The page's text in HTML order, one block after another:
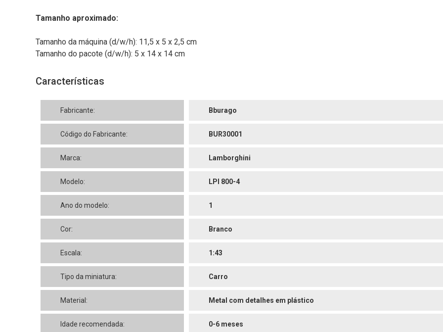
Tamanho aproximado:
Tamanho da máquina (d/w/h): 11,5 x 5 x 2,5 cm
Tamanho do pacote (d/w/h): 5 x 14 x 14 cm
Características
Fabricante: Bburago
Código do Fabricante: BUR30001
Marca: Lamborghini
Modelo: LPI 800-4
Ano do modelo: 1
Cor: Branco
Escala: 1:43
Tipo da miniatura: Carro
Material: Metal com detalhes em plástico
Idade recomendada: 0-6 meses